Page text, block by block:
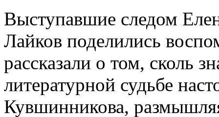
Выступавшие следом
Лайков поделились
рассказали о том, сколь
литературной судьбе
Кувшинникова,